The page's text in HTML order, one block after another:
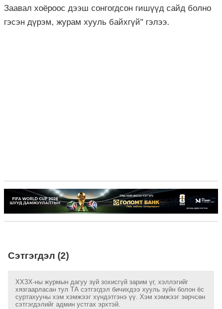
Заавал хоёроос дээш сонгогдсон гишүүд сайд болно
гэсэн дүрэм, журам хууль байхгүй" гэлээ.
Сэтгэгдэл (2)
ХХЗХ-ны журмын дагуу зүй зохисгүй зарим үг, хэллэгийг
хязгаарласан тул ТА сэтгэгдэл бичихдээ хууль зүйн болон ёс
суртахууны хэм хэмжээг хүндэтгэнэ үү. Хэм хэмжээг зөрчсөн
сэтгэгдэлийг админ устгах эрхтэй.